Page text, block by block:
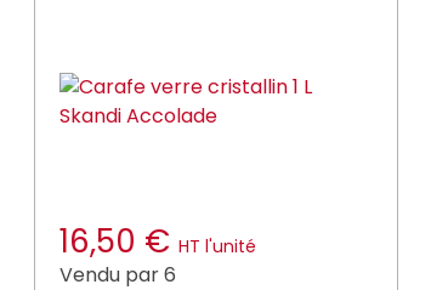
16,50 € HT l'unité
Vendu par 6